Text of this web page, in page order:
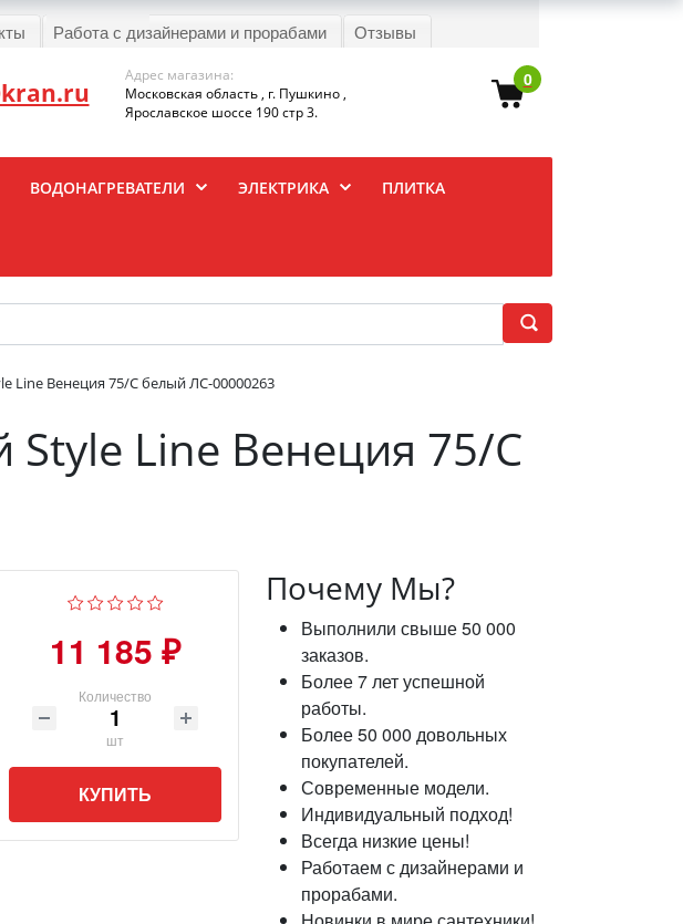
Работа с дизайнерами и прорабами Отзывы
0
Адрес магазина:
Московская область , г. Пушкино ,
Ярославское шоссе 190 стр 3.
ВОДОНАГРЕВАТЕЛИ ЭЛЕКТРИКА ПЛИТКА
Line Венеция 75/С белый ЛС-00000263
Line Венеция 75/С
11 185 ₽
Количество
шт
КУПИТЬ
Почему Мы?
Выполнили свыше 50 000
заказов.
Более 7 лет успешной
работы.
Более 50 000 довольных
покупателей.
Современные модели.
Индивидуальный подход!
Всегда низкие цены!
Работаем с дизайнерами и
прорабами.